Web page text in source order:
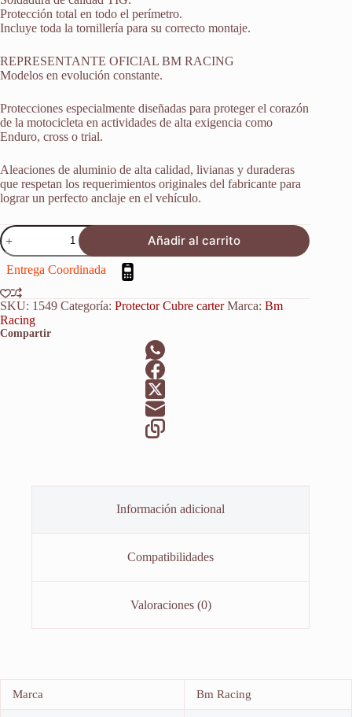
Protección total en todo el perímetro.
Incluye toda la tornillería para su correcto montaje.
REPRESENTANTE OFICIAL BM RACING
Modelos en evolución constante.
Protecciones especialmente diseñadas para proteger el corazón
de la motocicleta en actividades de alta exigencia como
Enduro, cross o trial.
Aleaciones de aluminio de alta calidad, livianas y duraderas
que respetan los requerimientos originales del fabricante para
lograr un perfecto anclaje en el vehículo.
Protector
Cubrecarter
Honda
Xr
1996-
2004
cantidad
Añadir al carrito
Entrega Coordinada
SKU: 1549 Categoría: Protector Cubre carter Marca: Bm
Racing
Compartir
Información adicional
Compatibilidades
Valoraciones (0)
Marca Bm Racing